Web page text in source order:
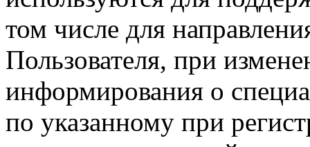
том числе для
Пользователя, при
информирования о
по указанному при